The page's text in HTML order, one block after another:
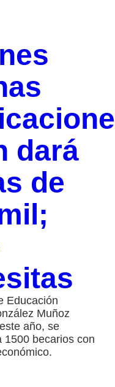
dará
de
Educación
Muñoz
año, se
1500 becarios con